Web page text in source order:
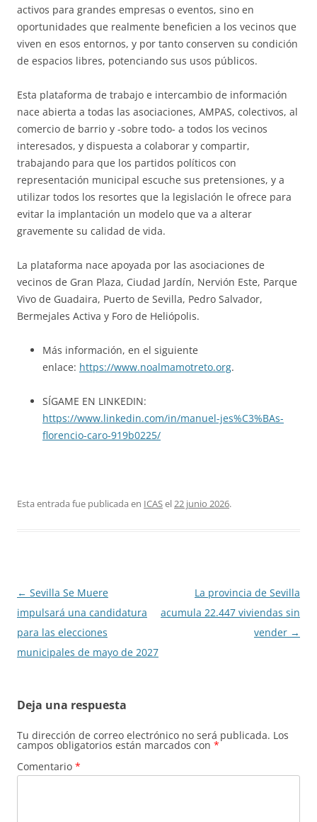
activos para grandes empresas o eventos, sino en
oportunidades que realmente beneficien a los vecinos que
viven en esos entornos, y por tanto conserven su condición
de espacios libres, potenciando sus usos públicos.
Esta plataforma de trabajo e intercambio de información
nace abierta a todas las asociaciones, AMPAS, colectivos, al
comercio de barrio y -sobre todo- a todos los vecinos
interesados, y dispuesta a colaborar y compartir,
trabajando para que los partidos políticos con
representación municipal escuche sus pretensiones, y a
utilizar todos los resortes que la legislación le ofrece para
evitar la implantación un modelo que va a alterar
gravemente su calidad de vida.
La plataforma nace apoyada por las asociaciones de
vecinos de Gran Plaza, Ciudad Jardín, Nervión Este, Parque
Vivo de Guadaira, Puerto de Sevilla, Pedro Salvador,
Bermejales Activa y Foro de Heliópolis.
Más información, en el siguiente
enlace: https://www.noalmamotreto.org.
SÍGAME EN LINKEDIN:
https://www.linkedin.com/in/manuel-jes%C3%BAs-
florencio-caro-919b0225/
Esta entrada fue publicada en ICASel22 junio 2026.
Navegación
de
entradas
← Sevilla Se Muere
impulsará una candidatura
para las elecciones
municipales de mayo de 2027
La provincia de Sevilla
acumula 22.447 viviendas sin
vender →
Deja una respuesta
Tu dirección de correo electrónico no será publicada. Los
campos obligatorios están marcados con *
Comentario *